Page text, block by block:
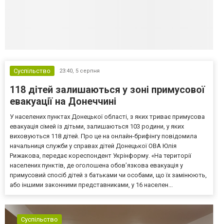
Суспільство 23:40, 5 серпня
118 дітей залишаються у зоні примусової
евакуації на Донеччині
У населених пунктах Донецької області, з яких триває примусова
евакуація сімей із дітьми, залишаються 103 родини, у яких
виховуються 118 дітей. Про це на онлайн-брифінгу повідомила
начальниця служби у справах дітей Донецької ОВА Юлія
Рижакова, передає кореспондент Укрінформу. «На території
населених пунктів, де оголошена обов’язкова евакуація у
примусовий спосіб дітей з батьками чи особами, що їх замінюють,
або іншими законними представниками, у 16 населен...
Суспільство